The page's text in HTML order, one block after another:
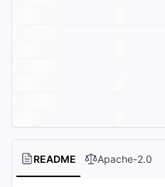
README Apache-2.0